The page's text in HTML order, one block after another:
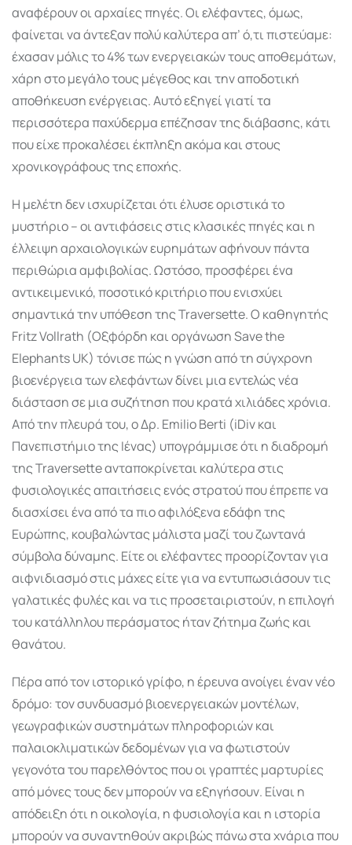
αναφέρουν οι αρχαίες πηγές. Οι ελέφαντες, όμως,
φαίνεται να άντεξαν πολύ καλύτερα απ’ ό,τι πιστεύαμε:
έχασαν μόλις το 4% των ενεργειακών τους αποθεμάτων,
χάρη στο μεγάλο τους μέγεθος και την αποδοτική
αποθήκευση ενέργειας. Αυτό εξηγεί γιατί τα
περισσότερα παχύδερμα επέζησαν της διάβασης, κάτι
που είχε προκαλέσει έκπληξη ακόμα και στους
χρονικογράφους της εποχής.
Η μελέτη δεν ισχυρίζεται ότι έλυσε οριστικά το
μυστήριο – οι αντιφάσεις στις κλασικές πηγές και η
έλλειψη αρχαιολογικών ευρημάτων αφήνουν πάντα
περιθώρια αμφιβολίας. Ωστόσο, προσφέρει ένα
αντικειμενικό, ποσοτικό κριτήριο που ενισχύει
σημαντικά την υπόθεση της Traversette. Ο καθηγητής
Fritz Vollrath (Οξφόρδη και οργάνωση Save the
Elephants UK) τόνισε πώς η γνώση από τη σύγχρονη
βιοενέργεια των ελεφάντων δίνει μια εντελώς νέα
διάσταση σε μια συζήτηση που κρατά χιλιάδες χρόνια.
Από την πλευρά του, ο Δρ. Emilio Berti (iDiv και
Πανεπιστήμιο της Ιένας) υπογράμμισε ότι η διαδρομή
της Traversette ανταποκρίνεται καλύτερα στις
φυσιολογικές απαιτήσεις ενός στρατού που έπρεπε να
διασχίσει ένα από τα πιο αφιλόξενα εδάφη της
Ευρώπης, κουβαλώντας μάλιστα μαζί του ζωντανά
σύμβολα δύναμης. Είτε οι ελέφαντες προορίζονταν για
αιφνιδιασμό στις μάχες είτε για να εντυπωσιάσουν τις
γαλατικές φυλές και να τις προσεταιριστούν, η επιλογή
του κατάλληλου περάσματος ήταν ζήτημα ζωής και
θανάτου.
Πέρα από τον ιστορικό γρίφο, η έρευνα ανοίγει έναν νέο
δρόμο: τον συνδυασμό βιοενεργειακών μοντέλων,
γεωγραφικών συστημάτων πληροφοριών και
παλαιοκλιματικών δεδομένων για να φωτιστούν
γεγονότα του παρελθόντος που οι γραπτές μαρτυρίες
από μόνες τους δεν μπορούν να εξηγήσουν. Είναι η
απόδειξη ότι η οικολογία, η φυσιολογία και η ιστορία
μπορούν να συναντηθούν ακριβώς πάνω στα χνάρια που